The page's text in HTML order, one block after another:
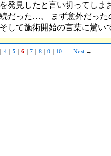
を発見したと言い切ってしま
続だった…。 まず意外だった
そして施術開始の言葉に驚い
4 5 6 7 8 9 10 … Next→